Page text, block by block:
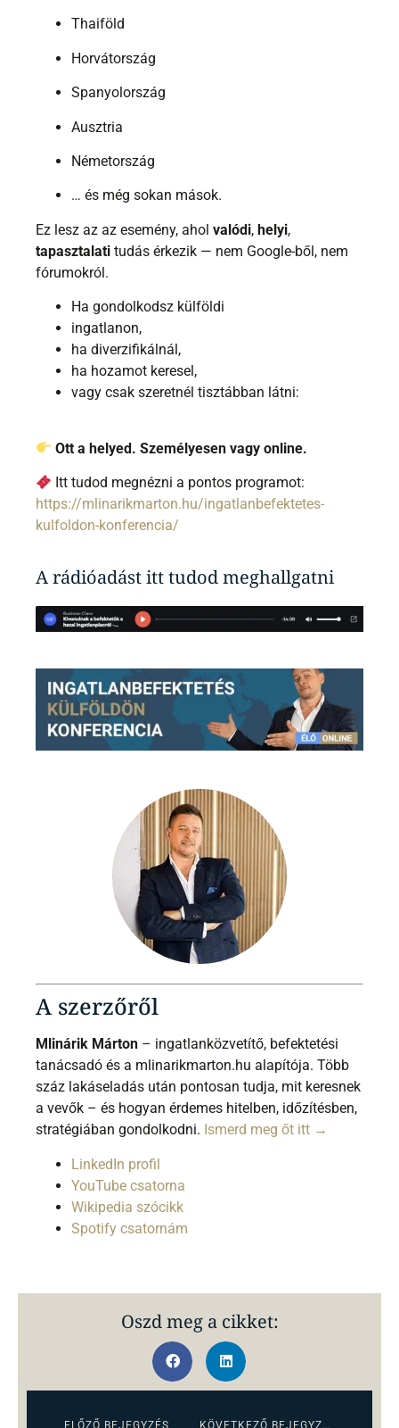
Thaiföld
Horvátország
Spanyolország
Ausztria
Németország
… és még sokan mások.
Ez lesz az az esemény, ahol valódi, helyi,
tapasztalati tudás érkezik — nem Google-ből, nem
fórumokról.
Ha gondolkodsz külföldi
ingatlanon,
ha diverzifikálnál,
ha hozamot keresel,
vagy csak szeretnél tisztábban látni:
Ott a helyed. Személyesen vagy online.
Itt tudod megnézni a pontos programot:
https://mlinarikmarton.hu/ingatlanbefektetes-
kulfoldon-konferencia/
A rádióadást itt tudod meghallgatni
A szerzőről
Mlinárik Márton – ingatlanközvetítő, befektetési
tanácsadó és a mlinarikmarton.hu alapítója. Több
száz lakáseladás után pontosan tudja, mit keresnek
a vevők – és hogyan érdemes hitelben, időzítésben,
stratégiában gondolkodni. Ismerd meg őt itt →
LinkedIn profil
YouTube csatorna
Wikipedia szócikk
Spotify csatornám
Oszd meg a cikket:
ELŐZŐ BEJEGYZÉS KÖVETKEZŐ BEJEGYZÉS